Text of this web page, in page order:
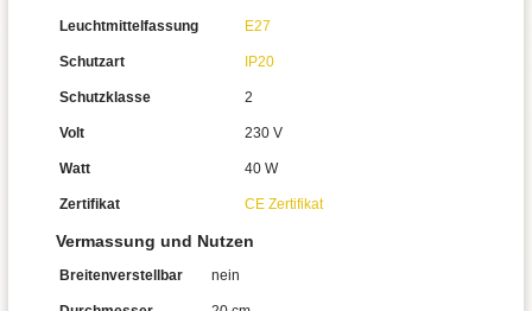
Leuchtmittelfassung E27
Schutzart IP20
Schutzklasse 2
Volt 230 V
Watt 40 W
Zertifikat CE Zertifikat
Vermassung und Nutzen
Breitenverstellbar nein